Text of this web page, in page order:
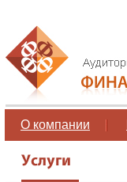
О компании